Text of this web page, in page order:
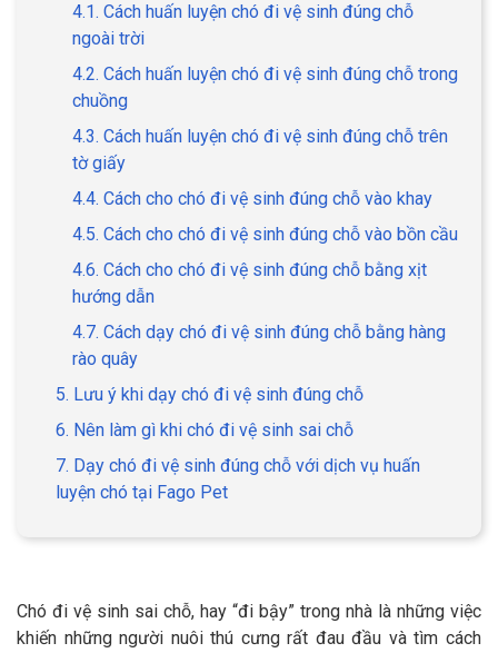
GIỚI THIỆU
Khách sạn chó mèo
Dịch vụ huấn luyện chó
Dịch vụ mua bán chó
TIN TỨC
Thông tin về khách sạn,
spa cho thú cưng
Thông tin về chó
Thông tin về mèo
Chính sách mua hàng Chính sách vận chuyển
4.1. Cách huấn luyện chó đi vệ sinh đúng chỗ
ngoài trời
4.2. Cách huấn luyện chó đi vệ sinh đúng chỗ trong
chuồng
4.3. Cách huấn luyện chó đi vệ sinh đúng chỗ trên
tờ giấy
4.4. Cách cho chó đi vệ sinh đúng chỗ vào khay
4.5. Cách cho chó đi vệ sinh đúng chỗ vào bồn cầu
4.6. Cách cho chó đi vệ sinh đúng chỗ bằng xịt
hướng dẫn
4.7. Cách dạy chó đi vệ sinh đúng chỗ bằng hàng
rào quây
5. Lưu ý khi dạy chó đi vệ sinh đúng chỗ
6. Nên làm gì khi chó đi vệ sinh sai chỗ
7. Dạy chó đi vệ sinh đúng chỗ với dịch vụ huấn
luyện chó tại Fago Pet
Chó đi vệ sinh sai chỗ, hay “đi bậy” trong nhà là những việc
khiến những người nuôi thú cưng rất đau đầu và tìm cách